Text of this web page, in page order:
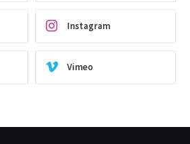
Instagram
Vimeo